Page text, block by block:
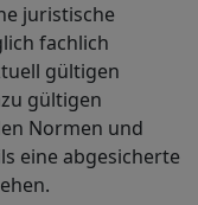
juristische
fachlich
gültigen
gültigen
Normen und
eine abgesicherte